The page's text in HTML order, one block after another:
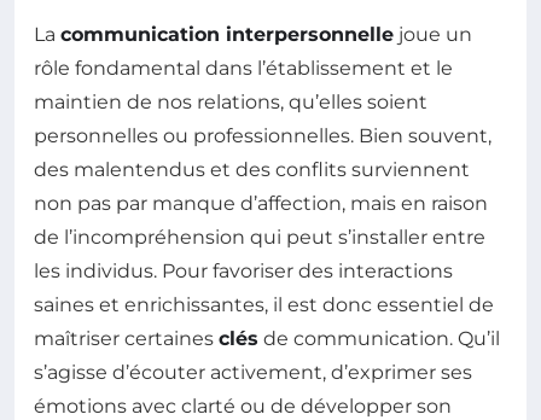
La communication interpersonnelle joue un
rôle fondamental dans l’établissement et le
maintien de nos relations, qu’elles soient
personnelles ou professionnelles. Bien souvent,
des malentendus et des conflits surviennent
non pas par manque d’affection, mais en raison
de l’incompréhension qui peut s’installer entre
les individus. Pour favoriser des interactions
saines et enrichissantes, il est donc essentiel de
maîtriser certaines clés de communication. Qu’il
s’agisse d’écouter activement, d’exprimer ses
émotions avec clarté ou de développer son